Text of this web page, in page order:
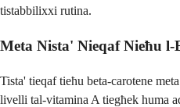
tistabbilixxi rutina.
Meta Nista' Nieqaf Nieħu l-
Tista' tieqaf tieħu beta-carotene
livelli tal-vitamina A tiegħek huma